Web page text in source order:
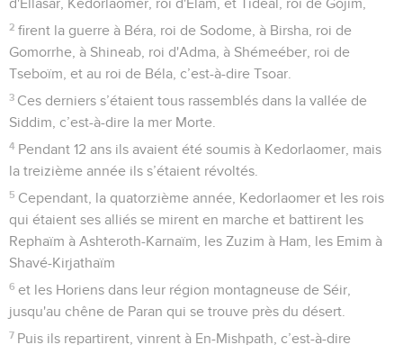
d'Ellasar, Kedorlaomer, roi d'Elam, et Tideal, roi de Gojim,
2 firent la guerre à Béra, roi de Sodome, à Birsha, roi de
Gomorrhe, à Shineab, roi d'Adma, à Shémeéber, roi de
Tseboïm, et au roi de Béla, c’est-à-dire Tsoar.
3 Ces derniers s’étaient tous rassemblés dans la vallée de
Siddim, c’est-à-dire la mer Morte.
4 Pendant 12 ans ils avaient été soumis à Kedorlaomer, mais
la treizième année ils s’étaient révoltés.
5 Cependant, la quatorzième année, Kedorlaomer et les rois
qui étaient ses alliés se mirent en marche et battirent les
Rephaïm à Ashteroth-Karnaïm, les Zuzim à Ham, les Emim à
Shavé-Kirjathaïm
6 et les Horiens dans leur région montagneuse de Séir,
jusqu'au chêne de Paran qui se trouve près du désert.
7 Puis ils repartirent, vinrent à En-Mishpath, c’est-à-dire